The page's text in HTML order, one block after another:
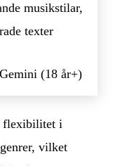
musikstilar,
texter
(18 år+)
flexibilitet i
vilket